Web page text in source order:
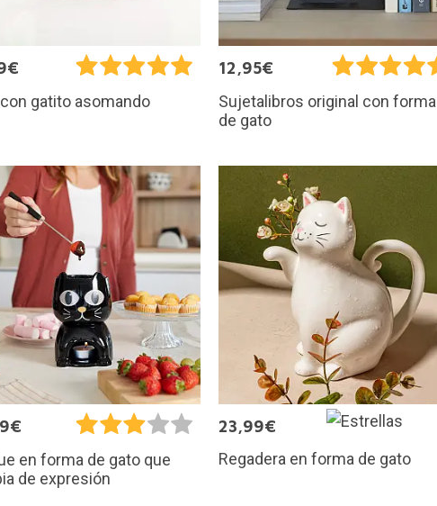
gatito asomando
12,95€
Sujetalibros original con forma
de gato
en forma de gato que
de expresión
23,99€
Regadera en forma de gato